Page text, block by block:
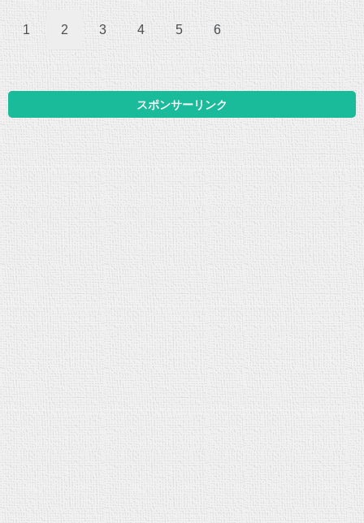
1 2 3 4 5 6
スポンサーリンク